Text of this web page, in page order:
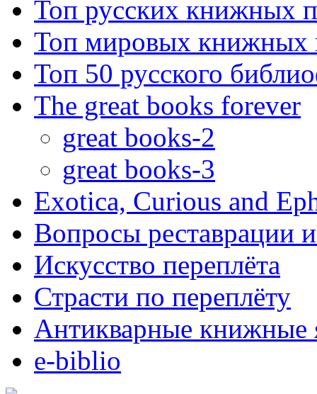
Топ русских книжных
Топ мировых книжных
Топ 50 русского
The great books forever
great books-2
great books-3
Exotica, Curious and
Вопросы реставрации
Искусство переплёта
Страсти по переплёту
Антикварные книжные
e-biblio